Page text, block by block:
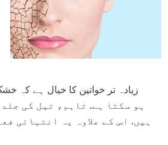
زیادہ تر خواتین کا خیال ہے کہ
ہیں. اس کے علاوہ یہ انتہائی